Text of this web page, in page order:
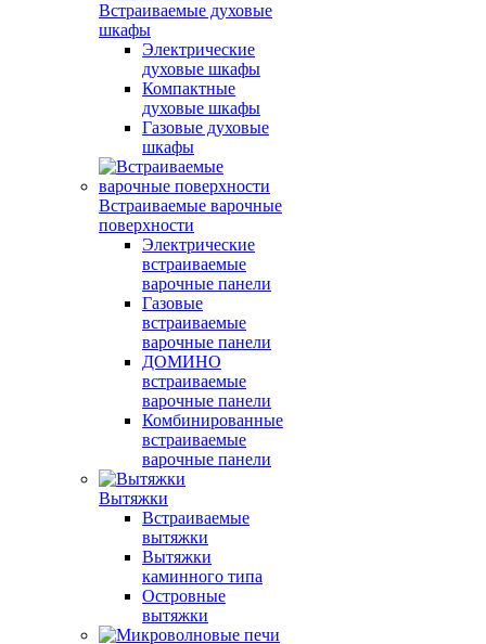
Встраиваемые духовые
шкафы
Электрические
духовые шкафы
Компактные
духовые шкафы
Газовые духовые
шкафы
Встраиваемые варочные
поверхности
Электрические
встраиваемые
варочные панели
Газовые
встраиваемые
варочные панели
ДОМИНО
встраиваемые
варочные панели
Комбинированные
встраиваемые
варочные панели
Вытяжки
Встраиваемые
вытяжки
Вытяжки
каминного типа
Островные
вытяжки